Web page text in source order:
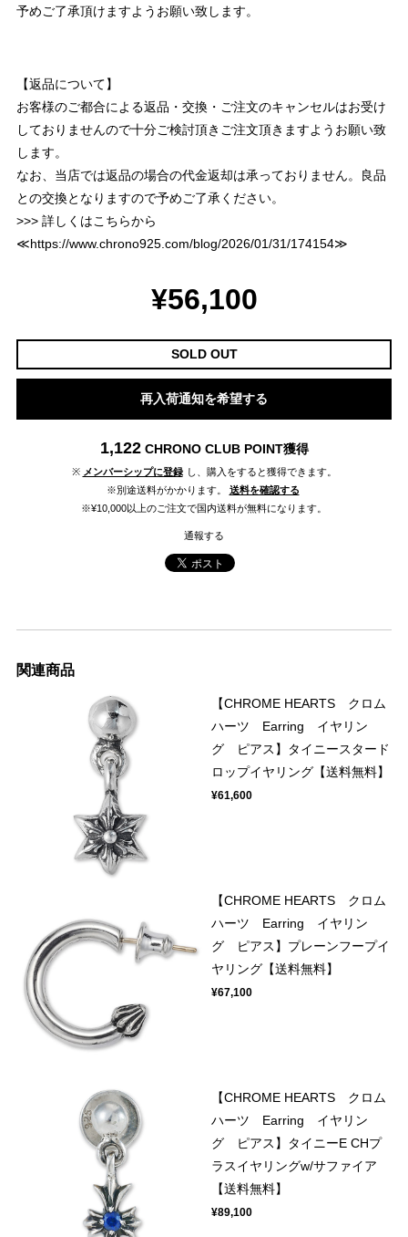
予めご了承頂けますようお願い致します。
【返品について】
お客様のご都合による返品・交換・ご注文のキャンセルはお受け
しておりませんので十分ご検討頂きご注文頂きますようお願い致
します。
なお、当店では返品の場合の代金返却は承っておりません。良品
との交換となりますので予めご了承ください。
>>> 詳しくはこちらから
≪https://www.chrono925.com/blog/2026/01/31/174154≫
¥56,100
SOLD OUT
再入荷通知を希望する
1,122 CHRONO CLUB POINT獲得
※ メンバーシップに登録 し、購入をすると獲得できます。
※別途送料がかかります。
送料を確認する
※¥10,000以上のご注文で国内送料が無料になります。
通報する
関連商品
【CHROME HEARTS クロム
ハーツ Earring イヤリン
グ ピアス】タイニースタード
ロップイヤリング【送料無料】
¥61,600
【CHROME HEARTS クロム
ハーツ Earring イヤリン
グ ピアス】プレーンフープイ
ヤリング【送料無料】
¥67,100
【CHROME HEARTS クロム
ハーツ Earring イヤリン
グ ピアス】タイニーE CHプ
ラスイヤリングw/サファイア
【送料無料】
¥89,100